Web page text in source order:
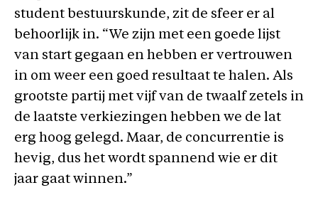
student bestuurskunde, zit de sfeer er al
behoorlijk in. “We zijn met een goede lijst
van start gegaan en hebben er vertrouwen
in om weer een goed resultaat te halen. Als
grootste partij met vijf van de twaalf zetels in
de laatste verkiezingen hebben we de lat
erg hoog gelegd. Maar, de concurrentie is
hevig, dus het wordt spannend wie er dit
jaar gaat winnen.”